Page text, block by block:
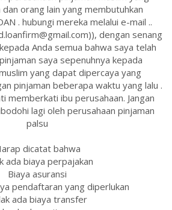
orang lain yang membutuhkan
. hubungi mereka melalui e-mail ..
dengan senang
Anda semua bahwa saya telah
saya sepenuhnya kepada
yang dapat dipercaya yang
pinjaman beberapa waktu yang lalu .
memberkati ibu perusahaan. Jangan
lagi oleh perusahaan pinjaman
palsu
dicatat bahwa
ada biaya perpajakan
Biaya asuransi
pendaftaran yang diperlukan
ada biaya transfer